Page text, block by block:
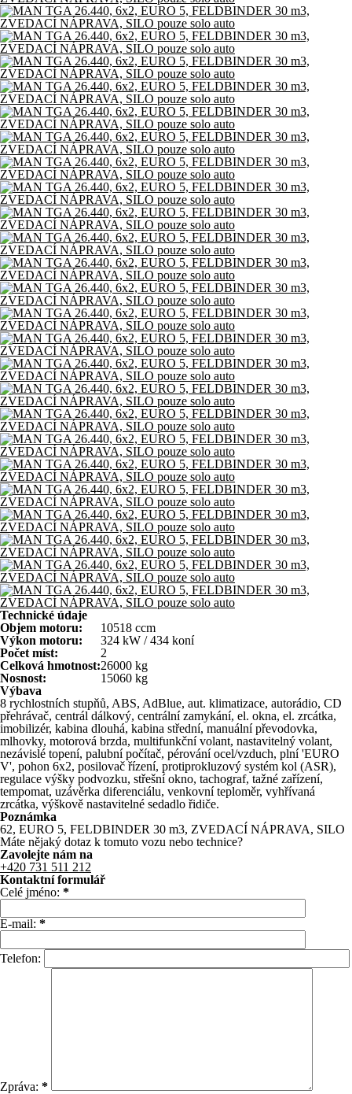
Technické údaje
Objem motoru:
10518 ccm
Výkon motoru:
324 kW / 434 koní
Počet míst:
2
Celková hmotnost:26000 kg
Nosnost:
15060 kg
Výbava
8 rychlostních stupňů, ABS, AdBlue, aut. klimatizace, autorádio, CD
přehrávač, centrál dálkový, centrální zamykání, el. okna, el. zrcátka,
imobilizér, kabina dlouhá, kabina střední, manuální převodovka,
mlhovky, motorová brzda, multifunkční volant, nastavitelný volant,
nezávislé topení, palubní počítač, pérování ocel/vzduch, plní 'EURO
V', pohon 6x2, posilovač řízení, protiprokluzový systém kol (ASR),
regulace výšky podvozku, střešní okno, tachograf, tažné zařízení,
tempomat, uzávěrka diferenciálu, venkovní teploměr, vyhřívaná
zrcátka, výškově nastavitelné sedadlo řidiče.
Poznámka
62, EURO 5, FELDBINDER 30 m3, ZVEDACÍ NÁPRAVA, SILO
Máte nějaký dotaz k tomuto vozu nebo technice?
Zavolejte nám na
+420 731 511 212
Kontaktní formulář
Celé jméno: *
E-mail: *
Telefon:
Zpráva: *